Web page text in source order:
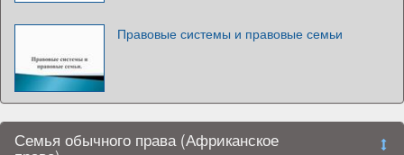
Правовые системы и правовые семьи
Семья обычного права (Африканское